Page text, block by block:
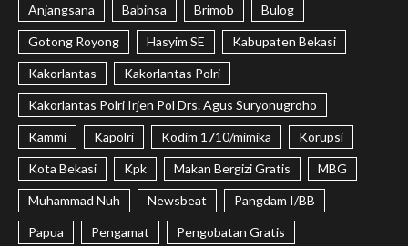
Anjangsana Babinsa Brimob Bulog
Gotong Royong Hasyim SE Kabupaten Bekasi
Kakorlantas Kakorlantas Polri
Kakorlantas Polri Irjen Pol Drs. Agus Suryonugroho
Kammi Kapolri Kodim 1710/mimika Korupsi
Kota Bekasi Kpk Makan Bergizi Gratis MBG
Muhammad Nuh Newsbeat Pangdam I/BB
Papua Pengamat Pengobatan Gratis